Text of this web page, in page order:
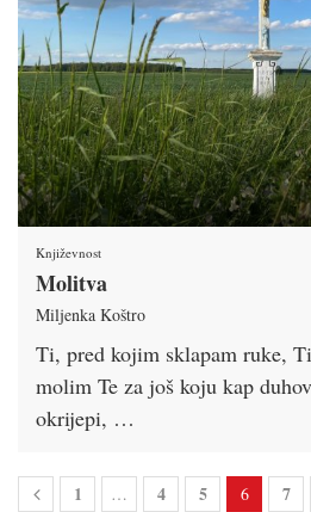
Književnost
Molitva
Miljenka Koštro
Ti, pred kojim sklapam ruke,
molim Te za još koju kap
okrijepi, …
1 … 4 5 6 7